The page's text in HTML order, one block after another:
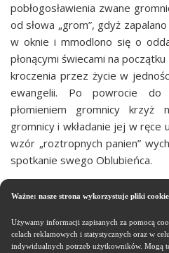
pobłogosławienia zwane
od słowa „grom”, gdyż
w oknie i mmodlono się o
płonącymi świecami na
kroczenia przez życie w
ewangelii. Po powrocie do
płomieniem gromnicy krzyż
gromnicy i wkładanie jej w ręce
wzór „roztropnych panien”
spotkanie swego Oblubieńca.
Ważne: nasze strona wykorzystuje pliki
Używamy informacji zapisanych za pomocą
celach reklamowych i statystycznych oraz w
indywidualnych potrzeb użytkowników. Mogą